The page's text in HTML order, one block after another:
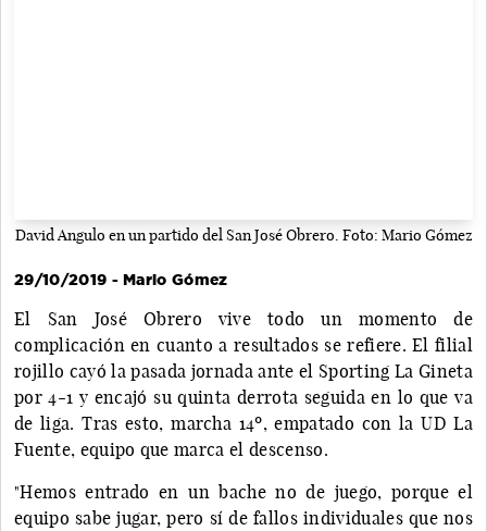
David Angulo en un partido del San José Obrero. Foto: Mario Gómez
29/10/2019 - Mario Gómez
El San José Obrero vive todo un momento de
complicación en cuanto a resultados se refiere. El filial
rojillo cayó la pasada jornada ante el Sporting La Gineta
por 4-1 y encajó su quinta derrota seguida en lo que va
de liga. Tras esto, marcha 14º, empatado con la UD La
Fuente, equipo que marca el descenso.
"Hemos entrado en un bache no de juego, porque el
equipo sabe jugar, pero sí de fallos individuales que nos